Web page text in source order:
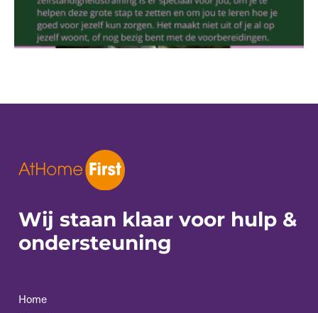
Wij staan klaar voor hulp &
ondersteuning
Home